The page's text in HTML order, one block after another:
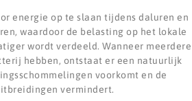
energie op te slaan tijdens daluren en
waardoor de belasting op het lokale
wordt verdeeld. Wanneer meerdere
hebben, ontstaat er een natuurlijk
voorkomt en de
vermindert.